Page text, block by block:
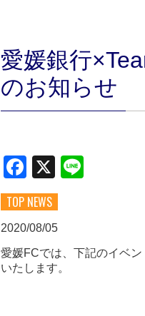
愛媛銀行
のお知らせ
Facebook
X
TOP NEWS
2020/08/05
愛媛FCでは、下記のイベ
いたします。